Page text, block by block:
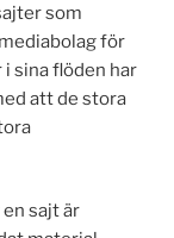
som
för
sina flöden har
att de stora
sajt är